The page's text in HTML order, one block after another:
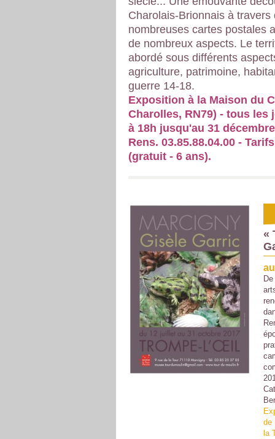
Charolais-Brionnais à travers
nombreuses cartes postales
de nombreux aspects. Le
abordé sous différents
agriculture, patrimoine,
guerre 14-18.
Exposition à la Maison du
Charolles, RN79) - tous les
à 18h jusqu'au 31
Rens. 03.85.88.04.00 -
(gratuit - 6 ans).
«
de
la